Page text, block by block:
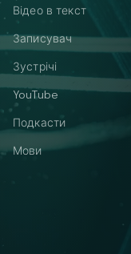
Відео в текст
Записувач
Зустрічі
YouTube
Подкасти
Мови